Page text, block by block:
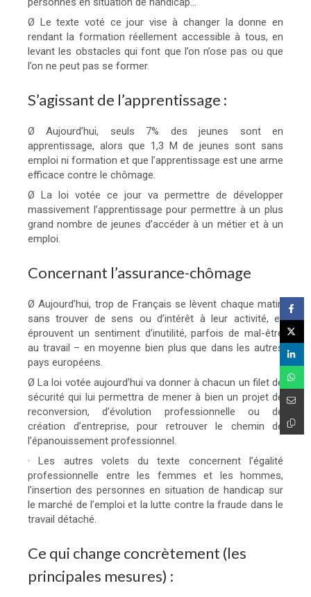
Ø Le texte voté ce jour vise à changer la donne en
rendant la formation réellement accessible à tous, en
levant les obstacles qui font que l’on n’ose pas ou que
l’on ne peut pas se former.
S’agissant de l’apprentissage :
Ø Aujourd’hui, seuls 7% des jeunes sont en
apprentissage, alors que 1,3 M de jeunes sont sans
emploi ni formation et que l’apprentissage est une arme
efficace contre le chômage.
Ø La loi votée ce jour va permettre de développer
massivement l’apprentissage pour permettre à un plus
grand nombre de jeunes d’accéder à un métier et à un
emploi.
Concernant l’assurance-chômage
Ø Aujourd’hui, trop de Français se lèvent chaque matin
sans trouver de sens ou d’intérêt à leur activité, et
éprouvent un sentiment d’inutilité, parfois de mal-être
au travail – en moyenne bien plus que dans les autres
pays européens.
Ø La loi votée aujourd’hui va donner à chacun un filet de
sécurité qui lui permettra de mener à bien un projet de
reconversion, d’évolution professionnelle ou de
création d’entreprise, pour retrouver le chemin de
l’épanouissement professionnel.
· Les autres volets du texte concernent l’égalité
professionnelle entre les femmes et les hommes,
l’insertion des personnes en situation de handicap sur
le marché de l’emploi et la lutte contre la fraude dans le
travail détaché.
Ce qui change concrètement (les
principales mesures) :